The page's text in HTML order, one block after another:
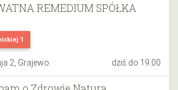
1
REMEDIUM SPÓŁKA
2, Grajewo dziś do 19:00